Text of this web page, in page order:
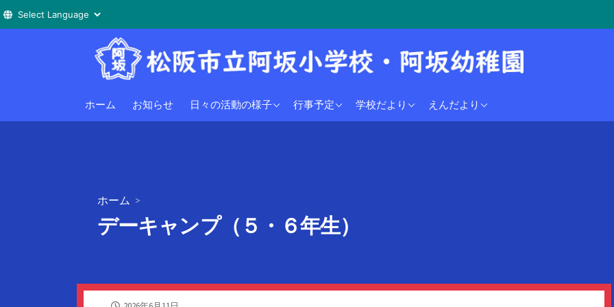
へ
ホーム お知らせ 日々の活動の様子
阿坂小学校
行事予定
小学校行事予定学校だより
2024年度 えんだより
2024年度
ホーム >
デーキャンプ（５・６年生）